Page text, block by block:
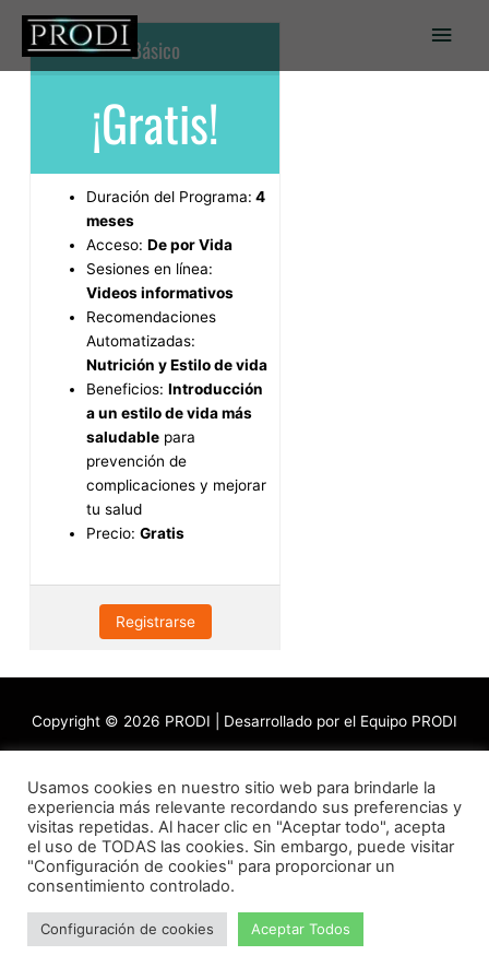
contenido
Básico
¡Gratis!
Duración del Programa: 4
meses
Acceso:De por Vida
Sesiones en línea:
Videos informativos
Recomendaciones
Automatizadas:
Nutrición y Estilo de vida
Beneficios:Introducción
a un estilo de vida más
saludable para
prevención de
complicaciones y mejorar
tu salud
Precio:Gratis
Registrarse
Copyright © 2026 PRODI | Desarrollado por el Equipo PRODI
Usamos cookies en nuestro sitio web para brindarle la
experiencia más relevante recordando sus preferencias y
visitas repetidas. Al hacer clic en "Aceptar todo", acepta
el uso de TODAS las cookies. Sin embargo, puede visitar
"Configuración de cookies" para proporcionar un
consentimiento controlado.
Configuración de cookies Aceptar Todos